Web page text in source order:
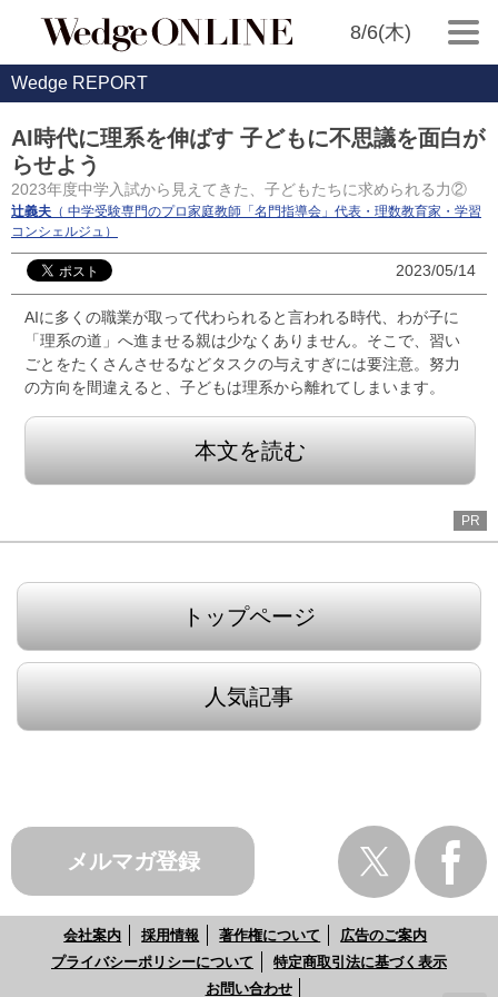
8/6(木)
Wedge REPORT
AI時代に理系を伸ばす 子どもに不思議を面白が
らせよう
2023年度中学入試から見えてきた、子どもたちに求められる力②
辻義夫 （ 中学受験専門のプロ家庭教師「名門指導会」代表・理数教育家・学習
コンシェルジュ）
2023/05/14
AIに多くの職業が取って代わられると言われる時代、わが子に
「理系の道」へ進ませる親は少なくありません。そこで、習い
ごとをたくさんさせるなどタスクの与えすぎには要注意。努力
の方向を間違えると、子どもは理系から離れてしまいます。
本文を読む
PR
トップページ
人気記事
メルマガ登録
会社案内 採用情報 著作権について
広告のご案内
プライバシーポリシーについて
特定商取引法に基づく表示
お問い合わせ